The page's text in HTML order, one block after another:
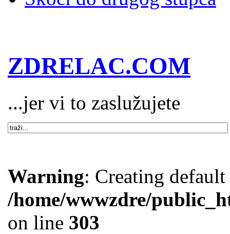
ZDRELAC.COM
...jer vi to zaslužujete
Warning: Creating
/home/wwwzdre/
on line 303